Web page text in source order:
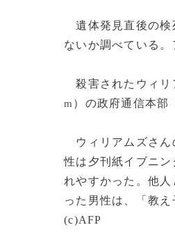
遺体発見直後の検
ないか調べている
殺害されたウィリ
m ）の政府通信本部
ウィリアムズさん
性は夕刊紙イブニ
れやすかった。他
った男性は、「教
(c)AFP